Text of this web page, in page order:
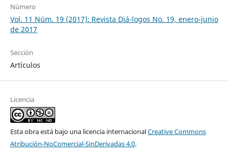
Número
Vol. 11 Núm. 19 (2017): Revista Diá-logos No. 19, enero-junio
de 2017
Sección
Artículos
Licencia
Esta obra está bajo una licencia internacionalCreative Commons
Atribución-NoComercial-SinDerivadas 4.0.